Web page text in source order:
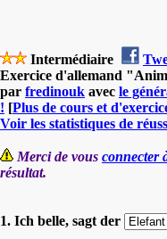
Intermédiaire
Exercice d'allemand
par fredinouk avec le
! [Plus de cours et
Voir les statistiques de
Merci de vous connecter
résultat.
1. Ich belle, sagt der